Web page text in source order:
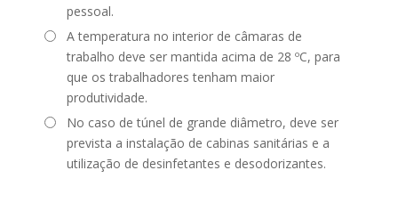
pessoal.
A temperatura no interior de câmaras de
trabalho deve ser mantida acima de 28 ºC, para
que os trabalhadores tenham maior
produtividade.
No caso de túnel de grande diâmetro, deve ser
prevista a instalação de cabinas sanitárias e a
utilização de desinfetantes e desodorizantes.